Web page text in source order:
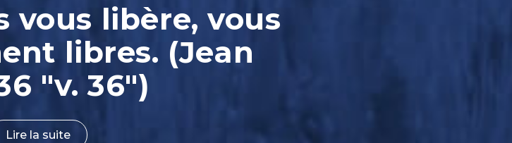
vous libère, vous
libres. (Jean
"v. 36")
Lire la suite